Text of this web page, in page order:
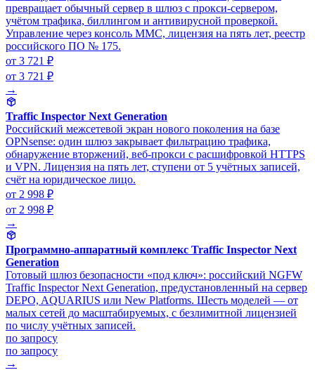
превращает обычный сервер в шлюз с прокси-сервером,
учётом трафика, биллингом и антивирусной проверкой.
Управление через консоль MMC, лицензия на пять лет, реестр
российского ПО № 175.
от 3 721 ₽
от 3 721 ₽
→
Traffic Inspector Next Generation
Российский межсетевой экран нового поколения на базе
OPNsense: один шлюз закрывает фильтрацию трафика,
обнаружение вторжений, веб-прокси с расшифровкой HTTPS
и VPN. Лицензия на пять лет, ступени от 5 учётных записей,
счёт на юридическое лицо.
от 2 998 ₽
от 2 998 ₽
→
Программно-аппаратный комплекс Traffic Inspector Next
Generation
Готовый шлюз безопасности «под ключ»: российский NGFW
Traffic Inspector Next Generation, предустановленный на сервер
DEPO, AQUARIUS или New Platforms. Шесть моделей — от
малых сетей до масштабируемых, с безлимитной лицензией
по числу учётных записей.
по запросу
по запросу
→